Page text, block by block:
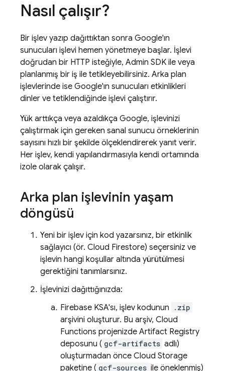
Nasıl çalışır?
Bir işlev yazıp dağıttıktan sonra Google'ın
sunucuları işlevi hemen yönetmeye başlar. İşlevi
doğrudan bir HTTP isteğiyle, Admin SDK ile veya
planlanmış bir iş ile tetikleyebilirsiniz. Arka plan
işlevlerinde ise Google'ın sunucuları etkinlikleri
dinler ve tetiklendiğinde işlevi çalıştırır.
Yük arttıkça veya azaldıkça Google, işlevinizi
çalıştırmak için gereken sanal sunucu örneklerinin
sayısını hızlı bir şekilde ölçeklendirerek yanıt verir.
Her işlev, kendi yapılandırmasıyla kendi ortamında
izole olarak çalışır.
Arka plan işlevinin yaşam
döngüsü
Yeni bir işlev için kod yazarsınız, bir etkinlik
sağlayıcı (ör. Cloud Firestore) seçersiniz ve
işlevin hangi koşullar altında yürütülmesi
gerektiğini tanımlarsınız.
İşlevinizi dağıttığınızda:
Firebase KSA'sı, işlev kodunun .zip
arşivini oluşturur. Bu arşiv, Cloud
Functions projenizde Artifact Registry
deposunu ( gcf-artifacts adlı)
oluşturmadan önce Cloud Storage
paketine ( gcf-sources ile öneklenmiş)